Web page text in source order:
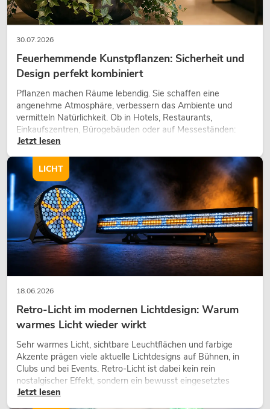
30.07.2026
Feuerhemmende Kunstpflanzen: Sicherheit und
Design perfekt kombiniert
Pflanzen machen Räume lebendig. Sie schaffen eine
angenehme Atmosphäre, verbessern das Ambiente und
vermitteln Natürlichkeit. Ob in Hotels, Restaurants,
Einkaufszentren, Bürogebäuden oder auf Messeständen:
eine hochwertige Begrünung gehört heute längst zum
Jetzt lesen
18.06.2026
Retro-Licht im modernen Lichtdesign: Warum
warmes Licht wieder wirkt
Sehr warmes Licht, sichtbare Leuchtflächen und farbige
Akzente prägen viele aktuelle Lichtdesigns auf Bühnen, in
Clubs und bei Events. Retro-Licht ist dabei kein rein
nostalgischer Effekt, sondern ein bewusst eingesetztes
Gestaltungsmittel: Es schafft Atmosphäre, gibt Szenen
Jetzt lesen
LICHT